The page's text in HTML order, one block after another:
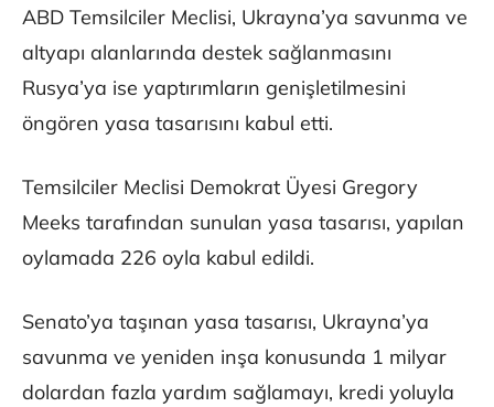
ABD Temsilciler Meclisi, Ukrayna’ya savunma ve
altyapı alanlarında destek sağlanmasını
Rusya’ya ise yaptırımların genişletilmesini
öngören yasa tasarısını kabul etti.
Temsilciler Meclisi Demokrat Üyesi Gregory
Meeks tarafından sunulan yasa tasarısı, yapılan
oylamada 226 oyla kabul edildi.
Senato’ya taşınan yasa tasarısı, Ukrayna’ya
savunma ve yeniden inşa konusunda 1 milyar
dolardan fazla yardım sağlamayı, kredi yoluyla